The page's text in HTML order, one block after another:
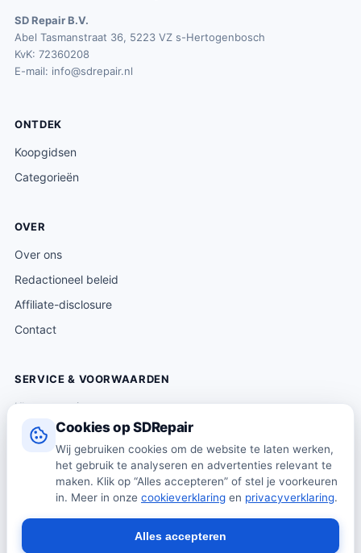
Cookies op SDRepair
Wij gebruiken cookies om de website te laten werken,
het gebruik te analyseren en advertenties relevant te
maken. Klik op “Alles accepteren” of stel je voorkeuren
in. Meer in onze cookieverklaring en privacyverklaring.
Alles accepteren
SD Repair B.V.
Abel Tasmanstraat 36, 5223 VZ s-Hertogenbosch
KvK: 72360208
E-mail: info@sdrepair.nl
ONTDEK
Koopgidsen
Categorieën
OVER
Over ons
Redactioneel beleid
Affiliate-disclosure
Contact
SERVICE & VOORWAARDEN
Klantenservice
Verzending & levering
Retourneren
Algemene voorwaarden